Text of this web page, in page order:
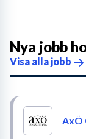
Nya jobb
Visa alla jobb
AxÖ